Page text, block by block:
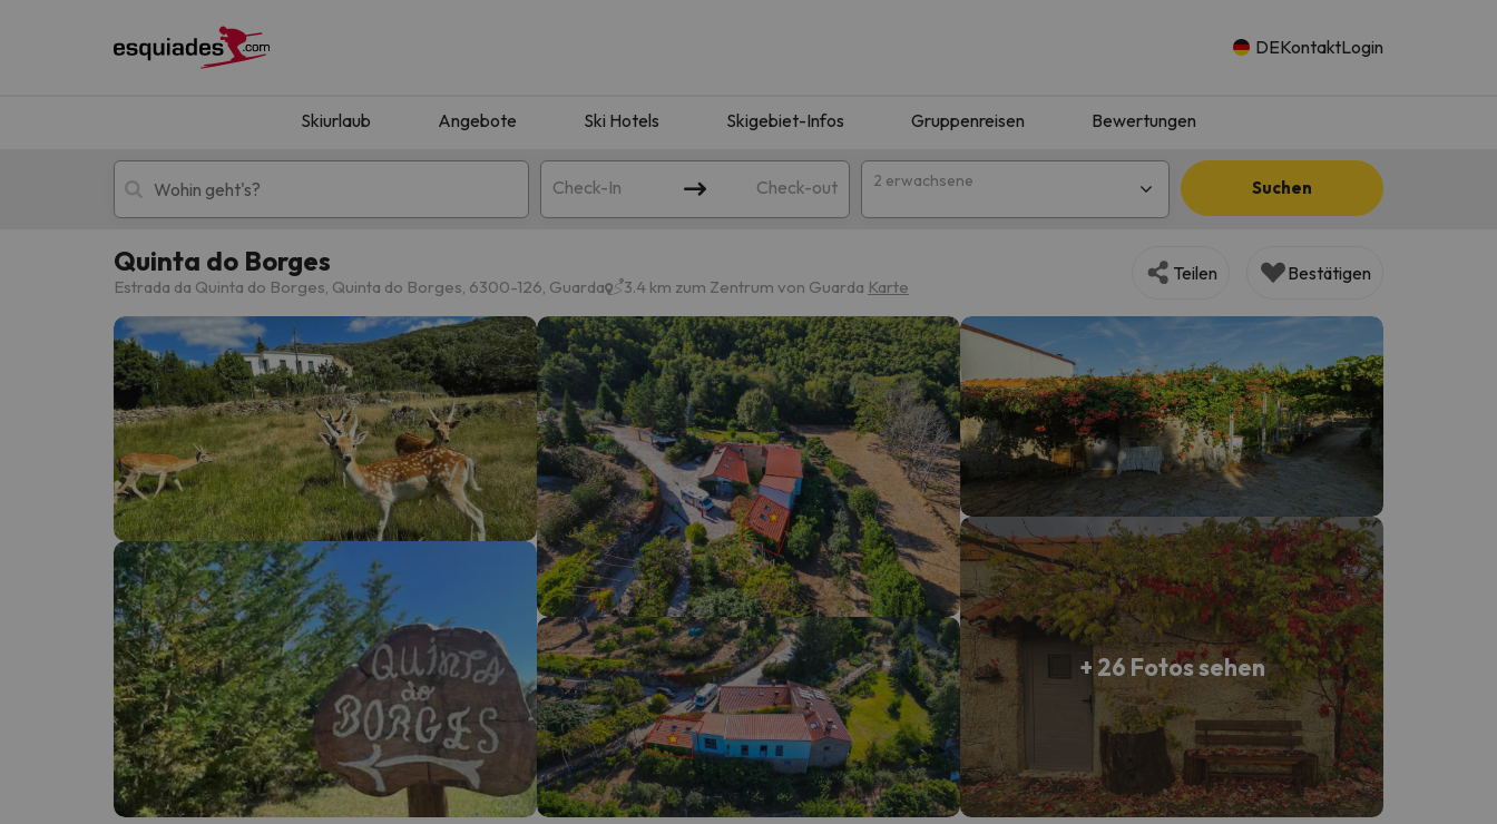
DEKontaktLogin
Skiurlaub Angebote Ski Hotels Skigebiet-Infos Gruppenreisen Bewertungen
Check-In Check-out 2 erwachsene Suchen
Skiurlaub Berghotels
Oops, wir haben keine Ergebnisse gefunden, die Ihrer Suche entsprechen. Versuchen Sie, das Ziel zu ändern.
Es sieht so aus, als hätte sich unser Sucher verirrt. Sobald er seinen Kompass gefunden hat, wird er zurück sein.
Quinta do Borges
Estrada da Quinta do Borges, Quinta do Borges, 6300-126, Guarda 3.4 km zum Zentrum von Guarda Karte
Teilen Bestätigen
+ 26 Fotos sehen